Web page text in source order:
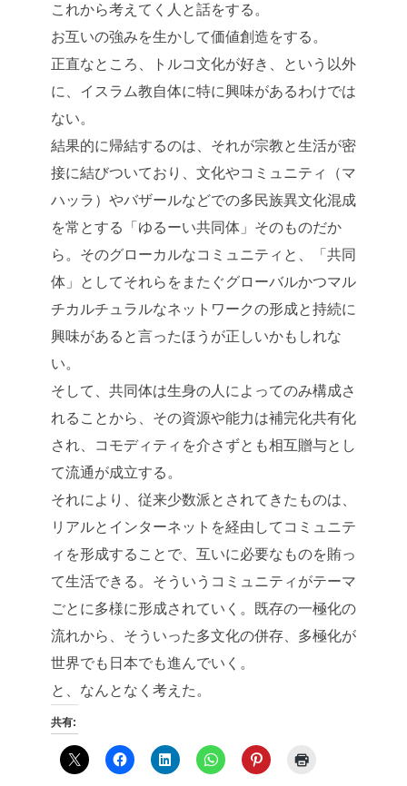
これから考えてく人と話をする。
お互いの強みを生かして価値創造をする。
正直なところ、トルコ文化が好き、という以外
に、イスラム教自体に特に興味があるわけでは
ない。
結果的に帰結するのは、それが宗教と生活が密
接に結びついており、文化やコミュニティ（マ
ハッラ）やバザールなどでの多民族異文化混成
を常とする「ゆるーい共同体」そのものだか
ら。そのグローカルなコミュニティと、「共同
体」としてそれらをまたぐグローバルかつマル
チカルチュラルなネットワークの形成と持続に
興味があると言ったほうが正しいかもしれな
い。
そして、共同体は生身の人によってのみ構成さ
れることから、その資源や能力は補完化共有化
され、コモディティを介さずとも相互贈与とし
て流通が成立する。
それにより、従来少数派とされてきたものは、
リアルとインターネットを経由してコミュニテ
ィを形成することで、互いに必要なものを賄っ
て生活できる。そういうコミュニティがテーマ
ごとに多様に形成されていく。既存の一極化の
流れから、そういった多文化の併存、多極化が
世界でも日本でも進んでいく。
と、なんとなく考えた。
共有: